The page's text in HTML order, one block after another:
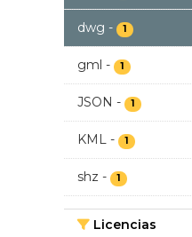
dwg - 1
gml - 1
JSON - 1
KML - 1
shz - 1
Licencias